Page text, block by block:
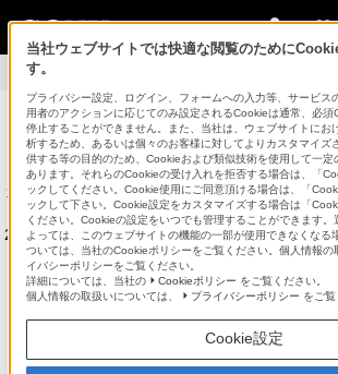
製品情報
パーソナルコンピ
法人のお客様はこちら
本サイトは、2014年6月以前発売のソニー株式
を掲載しています。
2014年8月以降に発売されたVAIO株式会社製
をご覧ください。
当社ウェブサイトでは快適な閲覧のために
す。
プライバシー設定、ログイン、フォームへの入力等、サービス
用者のアクションに応じてのみ設定されるCookieは通常、必須
停止することができません。また、当社は、ウェブサイトにお
析するため、あるいは個々のお客様に対してよりカスタマイズ
供する等の目的のため、Cookieおよび類似技術を使用して一定
あります。それらのCookieの受け入れを拒否する場合は、「
ックしてください。Cookie使用にご同意頂ける場合は、「
ックして下さい。Cookie設定をカスタマイズする場合は「
ください。Cookieの設定をいつでも管理することができます
よっては、このウェブサイトの機能の一部が使用できなくなる
ついては、当社のCookieポリシーをご覧ください。個人情報の
イバシーポリシーをご覧ください。
詳細については、当社の
Cookieポリシー をご覧ください。
個人情報の取扱いについては、
プライバシーポリシー をご覧
Cookie設定